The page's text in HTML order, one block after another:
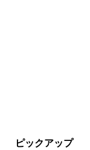
ピックアップ